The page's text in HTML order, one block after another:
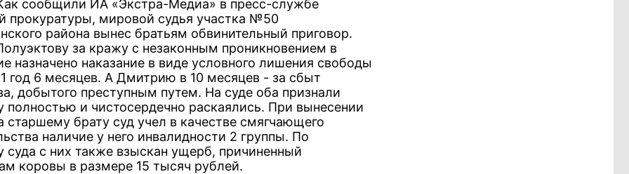
сообщили ИА «Экстра-Медиа» в пресс-службе
прокуратуры, мировой судья участка №50
района вынес братьям обвинительный приговор.
за кражу с незаконным проникновением в
назначено наказание в виде условного лишения свободы
год 6 месяцев. А Дмитрию в 10 месяцев - за сбыт
добытого преступным путем. На суде оба признали
полностью и чистосердечно раскаялись. При вынесении
старшему брату суд учел в качестве смягчающего
наличие у него инвалидности 2 группы. По
суда с них также взыскан ущерб, причиненный
коровы в размере 15 тысяч рублей.